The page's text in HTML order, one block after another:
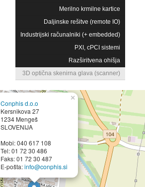
Merilno krmilne kartice
Daljinske rešitve (remote IO)
Industrijski računalniki (+ embedded)
PXI, cPCI sistemi
Razširitvena ohišja
3D optična skenirna glava (scanner)
Conphis d.o.o
Kersnikova 27
1234 Mengeš
SLOVENIJA
Mobi: 040 617 108
Tel: 01 72 30 486
Faks: 01 72 30 487
E-pošta:info@conphis.si
×